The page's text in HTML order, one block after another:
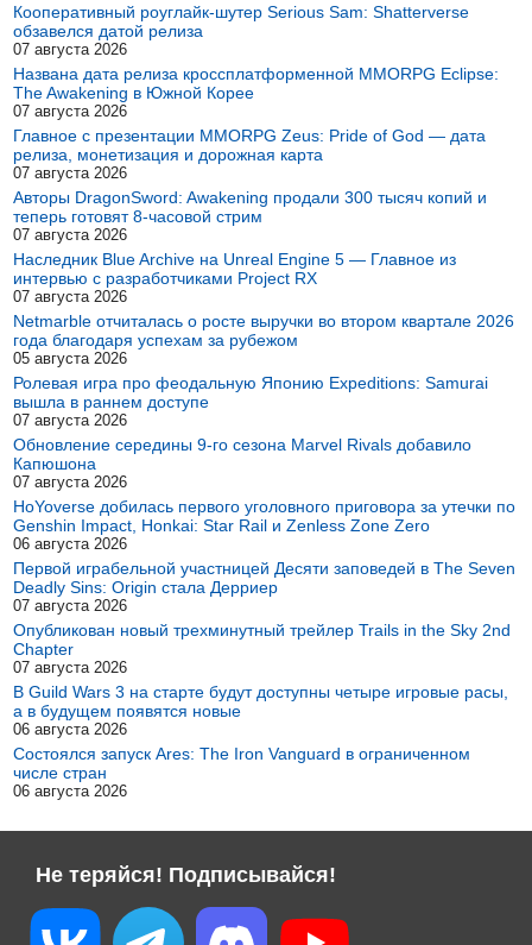
Кооперативный роуглайк-шутер Serious Sam: Shatterverse
обзавелся датой релиза
07 августа 2026
Названа дата релиза кроссплатформенной MMORPG Eclipse:
The Awakening в Южной Корее
07 августа 2026
Главное с презентации MMORPG Zeus: Pride of God — дата
релиза, монетизация и дорожная карта
07 августа 2026
Авторы DragonSword: Awakening продали 300 тысяч копий и
теперь готовят 8-часовой стрим
07 августа 2026
Наследник Blue Archive на Unreal Engine 5 — Главное из
интервью с разработчиками Project RX
07 августа 2026
Netmarble отчиталась о росте выручки во втором квартале 2026
года благодаря успехам за рубежом
05 августа 2026
Ролевая игра про феодальную Японию Expeditions: Samurai
вышла в раннем доступе
07 августа 2026
Обновление середины 9-го сезона Marvel Rivals добавило
Капюшона
07 августа 2026
HoYoverse добилась первого уголовного приговора за утечки по
Genshin Impact, Honkai: Star Rail и Zenless Zone Zero
06 августа 2026
Первой играбельной участницей Десяти заповедей в The Seven
Deadly Sins: Origin стала Дерриер
07 августа 2026
Опубликован новый трехминутный трейлер Trails in the Sky 2nd
Chapter
07 августа 2026
В Guild Wars 3 на старте будут доступны четыре игровые расы,
а в будущем появятся новые
06 августа 2026
Состоялся запуск Ares: The Iron Vanguard в ограниченном
числе стран
06 августа 2026
Не теряйся! Подписывайся!